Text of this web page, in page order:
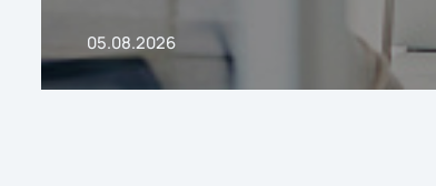
05.08.2026